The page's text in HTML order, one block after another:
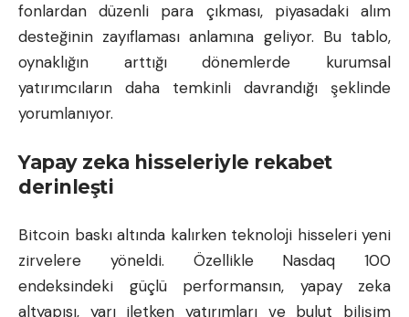
fonlardan düzenli para çıkması, piyasadaki alım
desteğinin zayıflaması anlamına geliyor. Bu tablo,
oynaklığın arttığı dönemlerde kurumsal
yatırımcıların daha temkinli davrandığı şeklinde
yorumlanıyor.
Yapay zeka hisseleriyle rekabet
derinleşti
Bitcoin baskı altında kalırken teknoloji hisseleri yeni
zirvelere yöneldi. Özellikle Nasdaq 100
endeksindeki güçlü performansın, yapay zeka
altyapısı, yarı iletken yatırımları ve bulut bilişim